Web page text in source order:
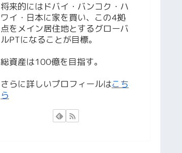
将来的にはドバイ・バンコク・ハ
ワイ・日本に家を買い、この4拠
点をメイン居住地とするグローバ
ルPTになることが目標。
総資産は100億を目指す。
さらに詳しいプロフィールはこち
ら